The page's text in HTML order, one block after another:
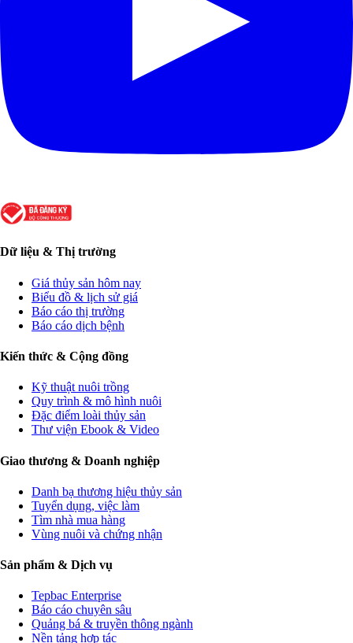
Dữ liệu & Thị trường
Giá thủy sản hôm nay
Biểu đồ & lịch sử giá
Báo cáo thị trường
Báo cáo dịch bệnh
Kiến thức & Cộng đồng
Kỹ thuật nuôi trồng
Quy trình & mô hình nuôi
Đặc điểm loài thủy sản
Thư viện Ebook & Video
Giao thương & Doanh nghiệp
Danh bạ thương hiệu thủy sản
Tuyển dụng, việc làm
Tìm nhà mua hàng
Vùng nuôi và chứng nhận
Sản phẩm & Dịch vụ
Tepbac Enterprise
Báo cáo chuyên sâu
Quảng bá & truyền thông ngành
Nền tảng hợp tác